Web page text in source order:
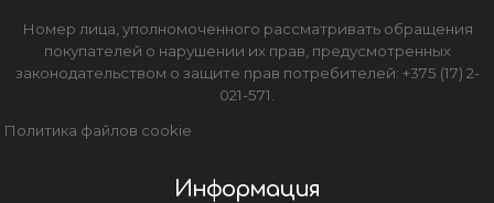
Номер лица, уполномоченного рассматривать обращения
покупателей о нарушении их прав, предусмотренных
законодательством о защите прав потребителей: +375 (17) 2-
021-571.
Политика файлов cookie
Информация